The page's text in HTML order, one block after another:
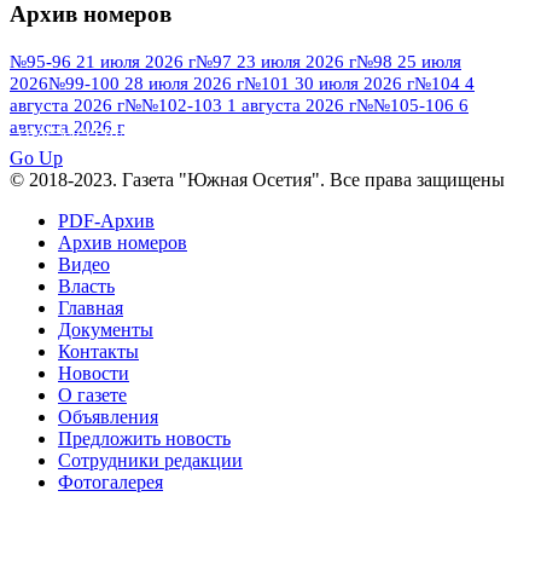
№95 7 августа 2012 г
№95 28 июля 2016 г№95+96 3 августа
2013 г№96 6 июля 2017 г№96 9 августа
2012 г №96 28 июля 2015 г
№96+97 30 июля 2016 г
№97 11 августа 2012 г
№97 30 июля 2015 г
№98 2 августа 2016 г
августа 2013 г
№98+99 11 июля 2017 г
августа 2016 г
августа 2012 г
Архив номеров
№95-96 21 июля 2026 г№97 23 июля 2026 г№98 25 июля
2026№99-100 28 июля 2026 г№101 30 июля 2026 г№104 4
августа 2026 г№№102-103 1 августа 2026 г№№105-106 6
августа 2026 г
ПОСМОТРЕТЬ ВСЕ
Go Up
© 2018-2023. Газета "Южная Осетия". Все права защищены
PDF-Архив
Архив номеров
Видео
Власть
Главная
Документы
Контакты
Новости
О газете
Объявления
Предложить новость
Сотрудники редакции
Фотогалерея